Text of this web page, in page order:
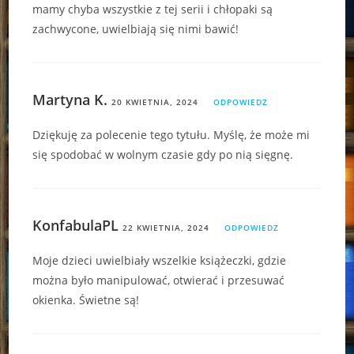
mamy chyba wszystkie z tej serii i chłopaki są
zachwycone, uwielbiają się nimi bawić!
Martyna K. 20 KWIETNIA, 2024 ODPOWIEDZ
Dziękuję za polecenie tego tytułu. Myślę, że może mi
się spodobać w wolnym czasie gdy po nią sięgnę.
KonfabulaPL 22 KWIETNIA, 2024 ODPOWIEDZ
Moje dzieci uwielbiały wszelkie książeczki, gdzie
można było manipulować, otwierać i przesuwać
okienka. Świetne są!